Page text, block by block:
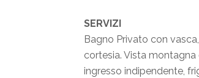
SERVIZI
Bagno Privato con
cortesia. Vista
ingresso indipendente,